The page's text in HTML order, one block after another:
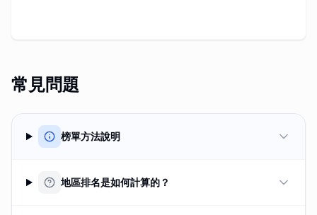
常見問題
榜單方法說明
地區排名是如何計算的？